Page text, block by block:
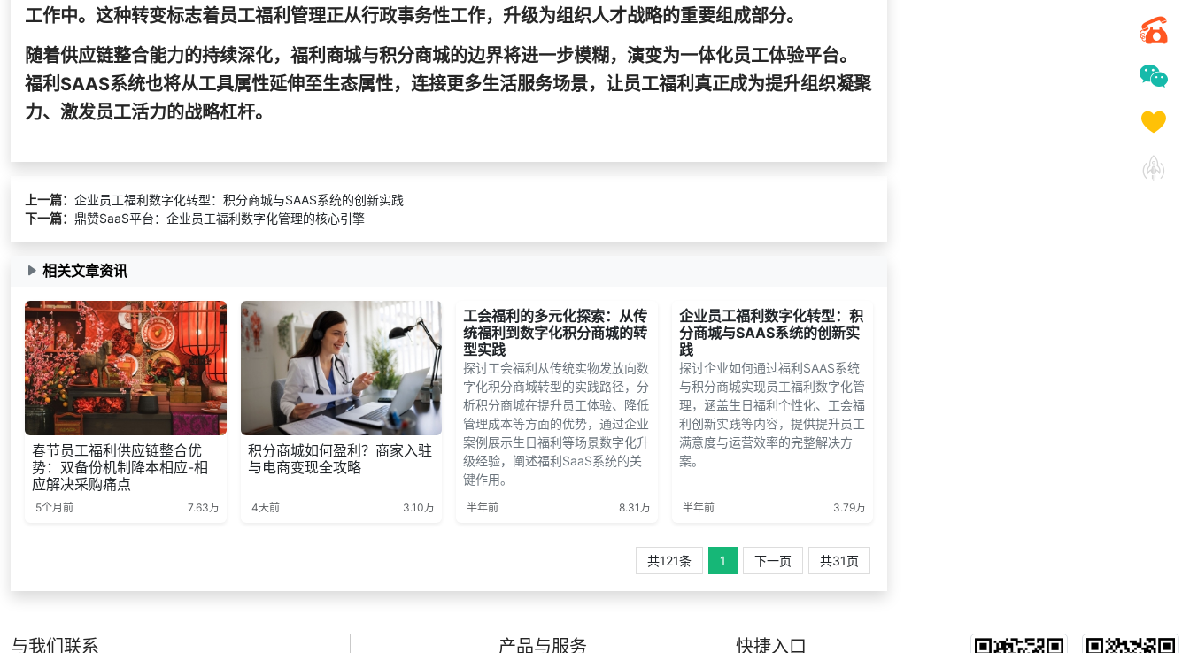
工作中。这种转变标志着员工福利管理正从行政事务性工作，升级为组织人才战略的重要组成部分。
随着供应链整合能力的持续深化，福利商城与积分商城的边界将进一步模糊，演变为一体化员工体验平台。
福利SAAS系统也将从工具属性延伸至生态属性，连接更多生活服务场景，让员工福利真正成为提升组织凝聚
力、激发员工活力的战略杠杆。
上一篇： 企业员工福利数字化转型：积分商城与SAAS系统的创新实践
下一篇： 鼎赞SaaS平台：企业员工福利数字化管理的核心引擎
相关文章资讯
春节员工福利供应链整合优
势：双备份机制降本相应-相
应解决采购痛点
5个月前 7.63万
积分商城如何盈利？商家入驻
与电商变现全攻略
4天前 3.10万
工会福利的多元化探索：从传
统福利到数字化积分商城的转
型实践
探讨工会福利从传统实物发放向数
字化积分商城转型的实践路径，分
析积分商城在提升员工体验、降低
管理成本等方面的优势，通过企业
案例展示生日福利等场景数字化升
级经验，阐述福利SaaS系统的关
键作用。
半年前 8.31万
企业员工福利数字化转型：积
分商城与SAAS系统的创新实
践
探讨企业如何通过福利SAAS系统
与积分商城实现员工福利数字化管
理，涵盖生日福利个性化、工会福
利创新实践等内容，提供提升员工
满意度与运营效率的完整解决方
案。
半年前 3.79万
共121条 1 下一页 共31页
选择了企业福利系统
与我们联系 产品与服务 快捷入口